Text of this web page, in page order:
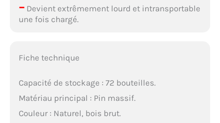
–Devient extrêmement lourd et intransportable
une fois chargé.
Fiche technique
Capacité de stockage : 72 bouteilles.
Matériau principal : Pin massif.
Couleur : Naturel, bois brut.